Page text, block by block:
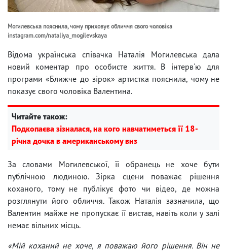
Могилевська пояснила, чому приховує обличчя свого чоловіка
instagram.com/nataliya_mogilevskaya
Відома українська співачка Наталія Могилевська дала
новий коментар про особисте життя. В інтерв'ю для
програми «Ближче до зірок» артистка пояснила, чому не
показує свого чоловіка Валентина.
Читайте також:
Подкопаєва зізналася, на кого навчатиметься її 18-
річна дочка в американському внз
За словами Могилевської, її обранець не хоче бути
публічною людиною. Зірка сцени поважає рішення
коханого, тому не публікує фото чи відео, де можна
розглянути його обличчя. Також Наталія зазначила, що
Валентин майже не пропускає її вистав, навіть коли у залі
немає вільних місць.
«Мій коханий не хоче, я поважаю його рішення. Він не